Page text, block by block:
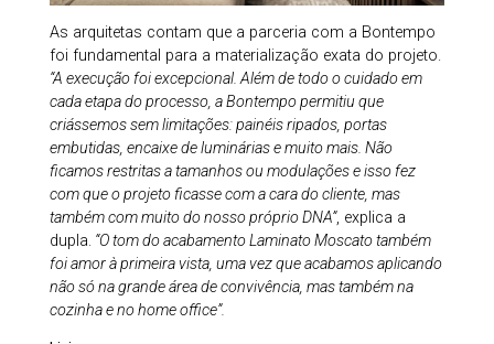
As arquitetas contam que a parceria com a Bontempo
foi fundamental para a materialização exata do projeto.
“A execução foi excepcional. Além de todo o cuidado em
cada etapa do processo, a Bontempo permitiu que
criássemos sem limitações: painéis ripados, portas
embutidas, encaixe de luminárias e muito mais. Não
ficamos restritas a tamanhos ou modulações e isso fez
com que o projeto ficasse com a cara do cliente, mas
também com muito do nosso próprio DNA”, explica a
dupla. “O tom do acabamento Laminato Moscato também
foi amor à primeira vista, uma vez que acabamos aplicando
não só na grande área de convivência, mas também na
cozinha e no home office”.